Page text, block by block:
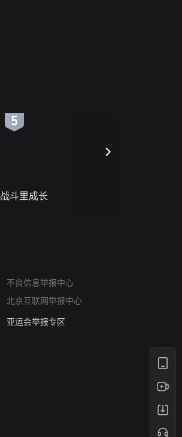
战斗里成长
不良信息举报中心
北京互联网举报中心
算法推荐专项举报
亚运会举报专区